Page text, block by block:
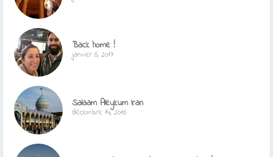
Back home !
janvier 6, 2017
Salaam Aleykum Iran
décembre 14, 2016